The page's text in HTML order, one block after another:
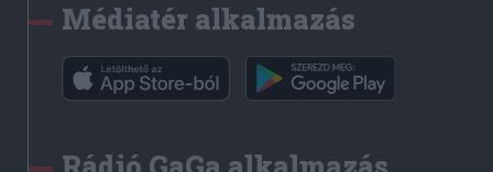
Médiatér alkalmazás